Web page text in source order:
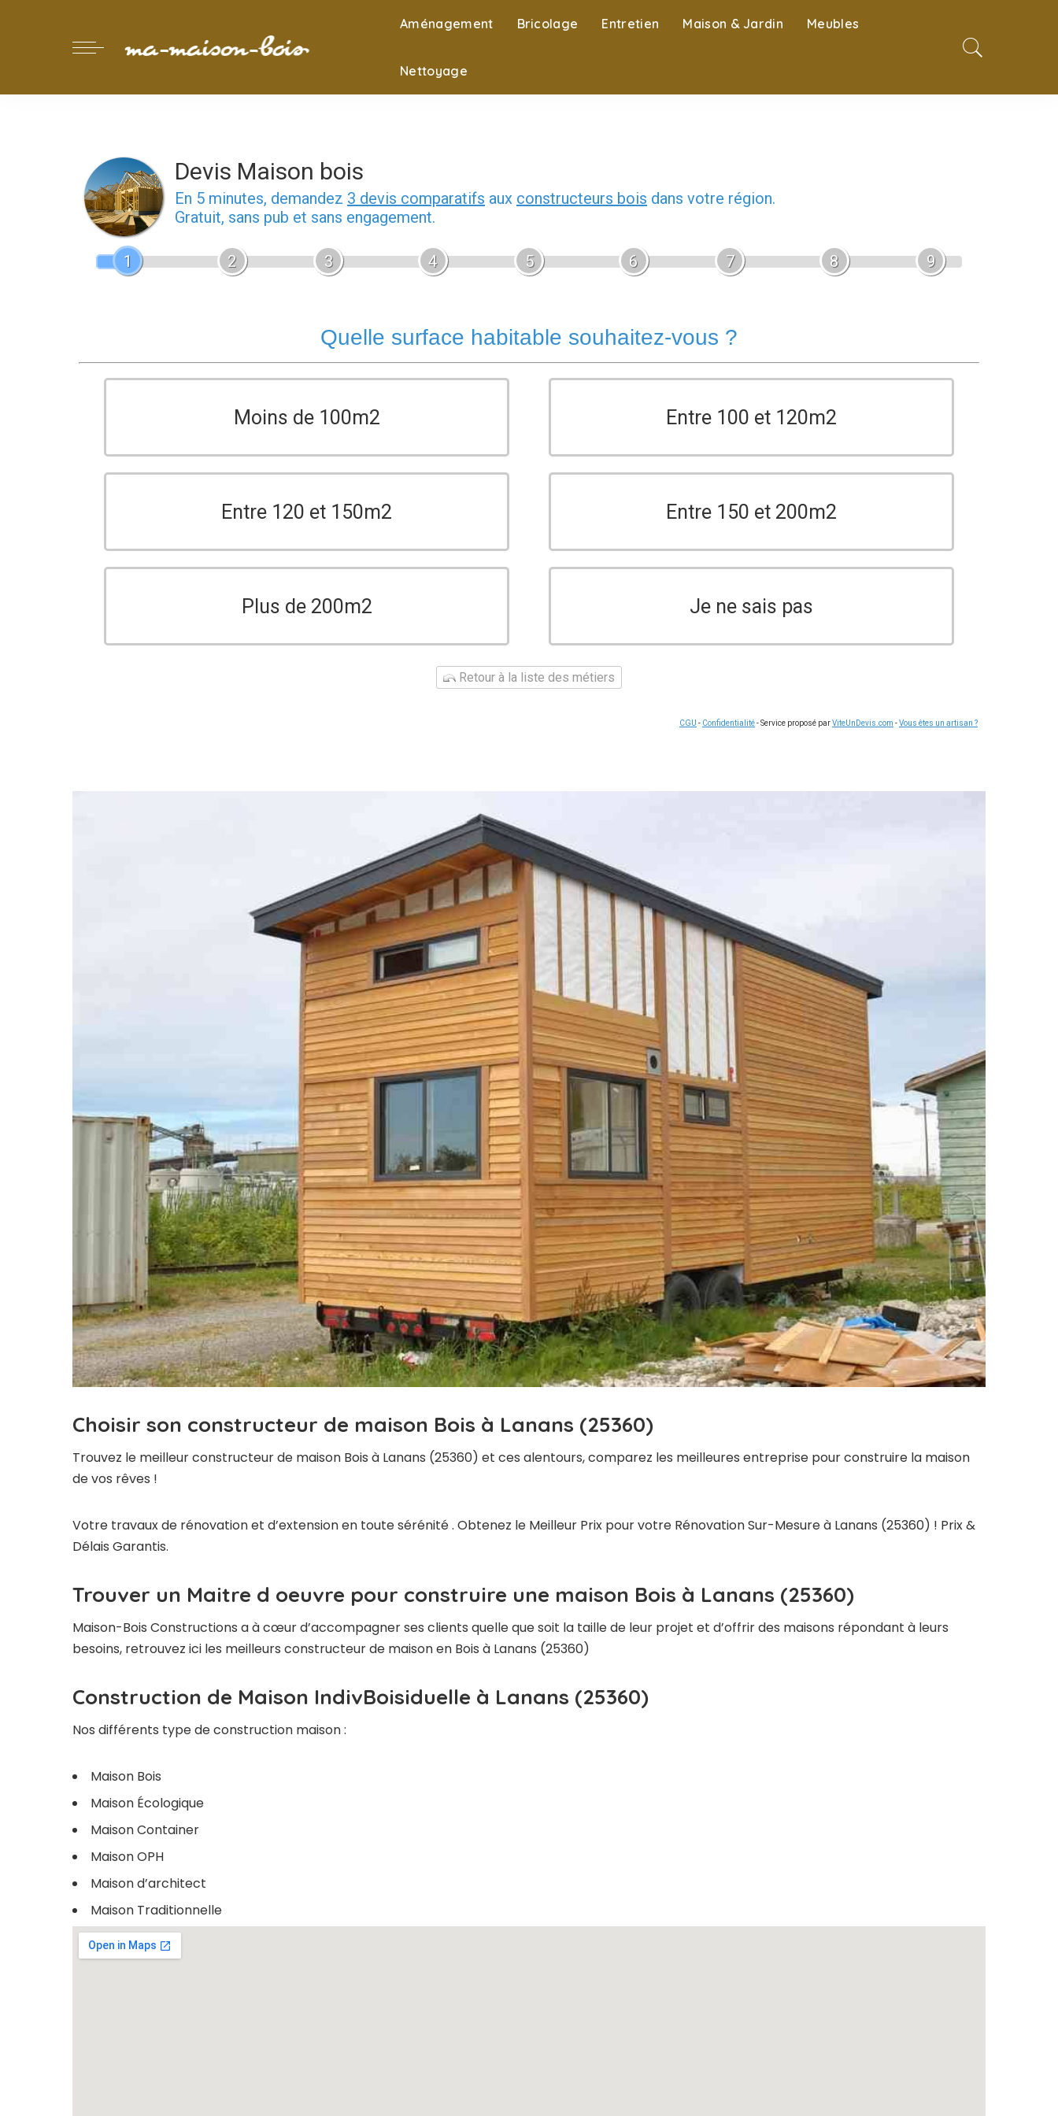
Aménagement Bricolage Entretien Maison & Jardin Meubles
Nettoyage
Devis Maison bois
En 5 minutes, demandez 3 devis comparatifs aux constructeurs bois dans votre région.
Gratuit, sans pub et sans engagement.
1 2 3 4 5 6 7 8 9
Quelle surface habitable souhaitez-vous ?
Moins de 100m2 Entre 100 et 120m2
Entre 120 et 150m2 Entre 150 et 200m2
Plus de 200m2 Je ne sais pas
Retour à la liste des métiers
CGU - Confidentialité- Service proposé parViteUnDevis.com -Vous êtes un artisan ?
Choisir son constructeur de maison Bois à Lanans (25360)
Trouvez le meilleur constructeur de maison Bois à Lanans (25360) et ces alentours, comparez les meilleures entreprise pour construire la maison
de vos rêves !
Votre travaux de rénovation et d’extension en toute sérénité . Obtenez le Meilleur Prix pour votre Rénovation Sur-Mesure à Lanans (25360) ! Prix &
Délais Garantis.
Trouver un Maitre d oeuvre pour construire une maison Bois à Lanans (25360)
Maison-Bois Constructions a à cœur d’accompagner ses clients quelle que soit la taille de leur projet et d’offrir des maisons répondant à leurs
besoins, retrouvez ici les meilleurs constructeur de maison en Bois à Lanans (25360)
Construction de Maison IndivBoisiduelle à Lanans (25360)
Nos différents type de construction maison :
Maison Bois
Maison Écologique
Maison Container
Maison OPH
Maison d’architect
Maison Traditionnelle